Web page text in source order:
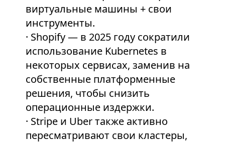
виртуальные машины + свои
инструменты.
· Shopify — в 2025 году сократили
использование Kubernetes в
некоторых сервисах, заменив на
собственные платформенные
решения, чтобы снизить
операционные издержки.
· Stripe и Uber также активно
пересматривают свои кластеры,